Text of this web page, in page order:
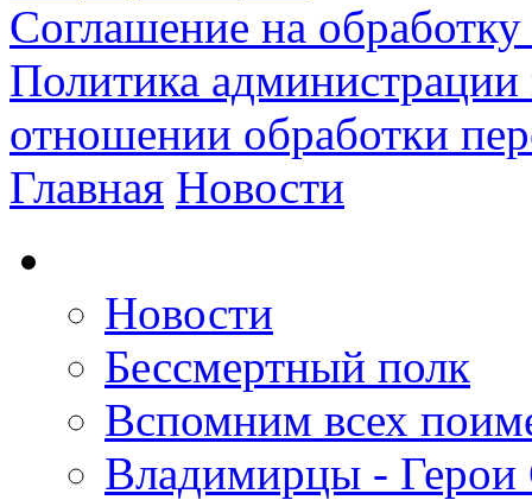
Соглашение на
Политика
отношении обработки
Главная Новости
Новости
Бессмертный полк
Вспомним всех
Владимирцы - Герои